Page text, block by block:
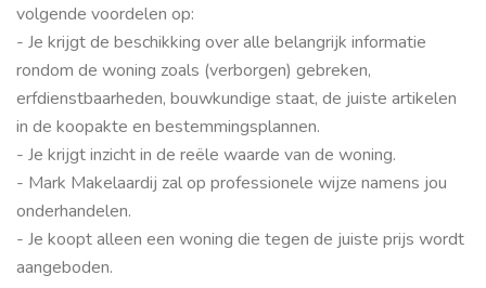
volgende voordelen op:
- Je krijgt de beschikking over alle belangrijk informatie
rondom de woning zoals (verborgen) gebreken,
erfdienstbaarheden, bouwkundige staat, de juiste artikelen
in de koopakte en bestemmingsplannen.
- Je krijgt inzicht in de reële waarde van de woning.
- Mark Makelaardij zal op professionele wijze namens jou
onderhandelen.
- Je koopt alleen een woning die tegen de juiste prijs wordt
aangeboden.